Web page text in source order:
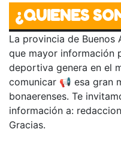
¿QUIENES
La provincia de
que mayor información
deportiva genera en el
comunicar 📢 esa gran
bonaerenses. Te
información a:
Gracias.